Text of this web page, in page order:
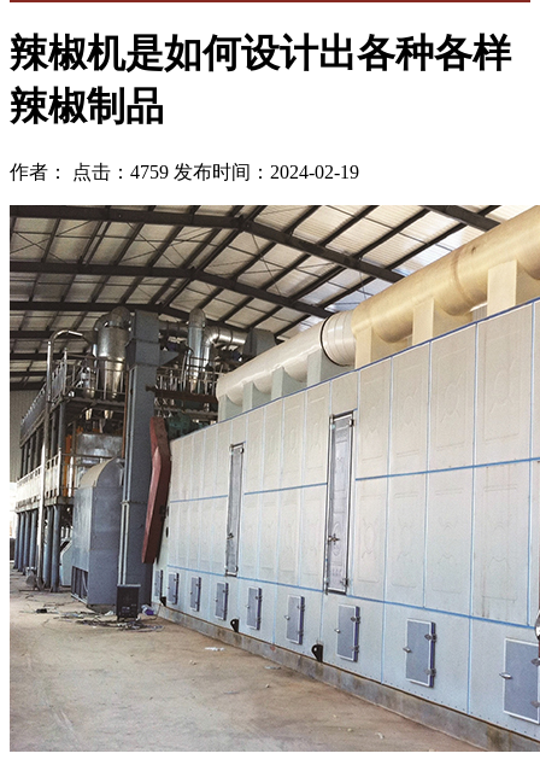
辣椒机是如何设计出各种各样
辣椒制品
作者： 点击：4759 发布时间：2024-02-19